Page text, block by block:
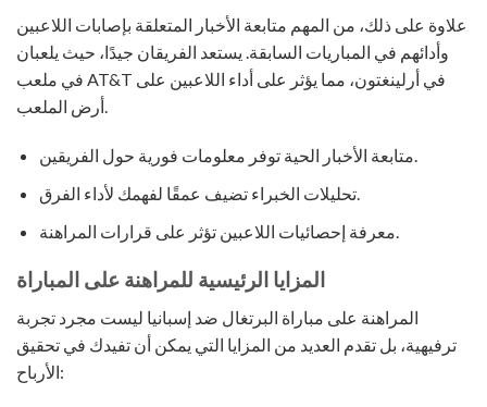
علاوة على ذلك، من المهم متابعة الأخبار المتعلقة بإصابات اللاعبين
وأدائهم في المباريات السابقة. يستعد الفريقان جيدًا، حيث يلعبان
في ملعب AT&T في أرلينغتون، مما يؤثر على أداء اللاعبين على
متابعة الأخبار الحية توفر معلومات فورية حول الفريقين.
تحليلات الخبراء تضيف عمقًا لفهمك لأداء الفرق.
المزايا الرئيسية للمراهنة على المباراة
المراهنة على مباراة البرتغال ضد إسبانيا ليست مجرد تجربة
ترفيهية، بل تقدم العديد من المزايا التي يمكن أن تفيدك في تحقيق
الأرباح: